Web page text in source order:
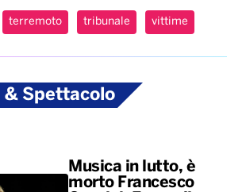
terremoto tribunale vittime
& Spettacolo
Musica in lutto, è
morto Francesco